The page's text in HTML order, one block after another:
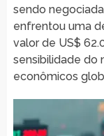
sendo
enfrentou uma
valor de US$
sensibilidade do
econômicos